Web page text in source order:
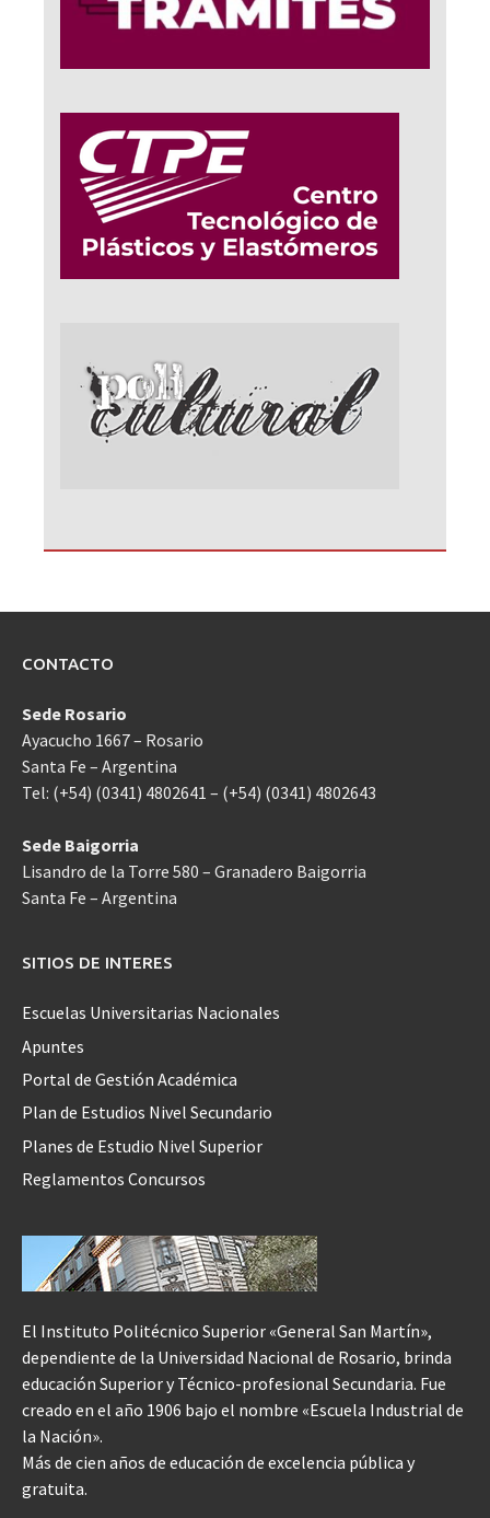
CONTACTO
Sede Rosario
Ayacucho 1667 – Rosario
Santa Fe – Argentina
Tel: (+54) (0341) 4802641 – (+54) (0341) 4802643
Sede Baigorria
Lisandro de la Torre 580 – Granadero Baigorria
Santa Fe – Argentina
SITIOS DE INTERES
Escuelas Universitarias Nacionales
Apuntes
Portal de Gestión Académica
Plan de Estudios Nivel Secundario
Planes de Estudio Nivel Superior
Reglamentos Concursos
El Instituto Politécnico Superior «General San Martín»,
dependiente de la Universidad Nacional de Rosario, brinda
educación Superior y Técnico-profesional Secundaria. Fue
creado en el año 1906 bajo el nombre «Escuela Industrial de
la Nación».
Más de cien años de educación de excelencia pública y
gratuita.